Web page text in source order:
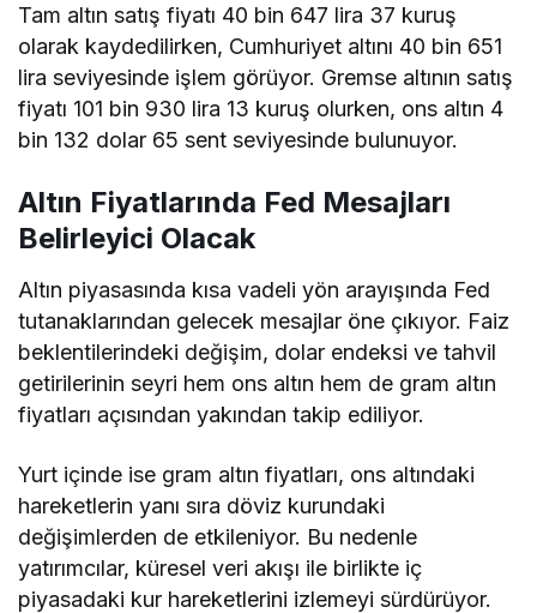
Tam altın satış fiyatı 40 bin 647 lira 37 kuruş
olarak kaydedilirken, Cumhuriyet altını 40 bin 651
lira seviyesinde işlem görüyor. Gremse altının satış
fiyatı 101 bin 930 lira 13 kuruş olurken, ons altın 4
bin 132 dolar 65 sent seviyesinde bulunuyor.
Altın Fiyatlarında Fed Mesajları
Belirleyici Olacak
Altın piyasasında kısa vadeli yön arayışında Fed
tutanaklarından gelecek mesajlar öne çıkıyor. Faiz
beklentilerindeki değişim, dolar endeksi ve tahvil
getirilerinin seyri hem ons altın hem de gram altın
fiyatları açısından yakından takip ediliyor.
Yurt içinde ise gram altın fiyatları, ons altındaki
hareketlerin yanı sıra döviz kurundaki
değişimlerden de etkileniyor. Bu nedenle
yatırımcılar, küresel veri akışı ile birlikte iç
piyasadaki kur hareketlerini izlemeyi sürdürüyor.